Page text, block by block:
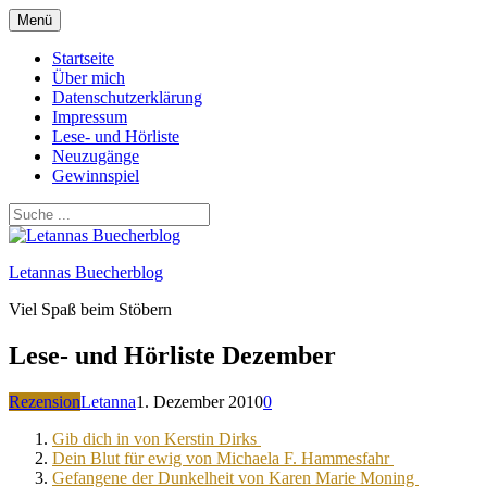
Zum
Inhalt
springen
Menü
Startseite
Über mich
Datenschutzerklärung
Impressum
Lese- und Hörliste
Neuzugänge
Gewinnspiel
Letannas Buecherblog
Viel Spaß beim Stöbern
Lese- und Hörliste Dezember
RezensionLetanna1. Dezember 20100
Gib dich in von Kerstin Dirks
Dein Blut für ewig von Michaela F. Hammesfahr
Gefangene der Dunkelheit von Karen Marie Moning